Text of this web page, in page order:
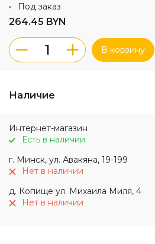
Под заказ
264.45 BYN
В корзину
Наличие
Интернет-магазин
Есть в наличии
г. Минск, ул. Авакяна, 19-199
Нет в наличии
д. Копище ул. Михаила Миля, 4
Нет в наличии